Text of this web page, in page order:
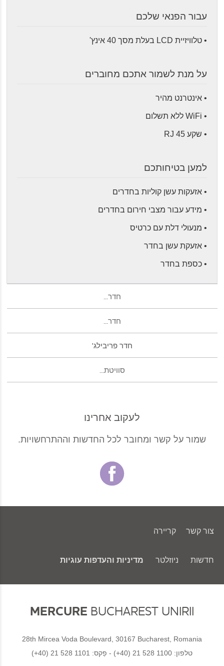
עבור הפנאי שלכם
• טלוויזיית LCD בעלת מסך 40 אינץ'
על מנת לשמור אתכם מחוברים
• אינטרנט מהיר
• WiFi ללא תשלום
• שקע RJ 45
למען בטיחותכם
• אזעקות עשן קוליות בחדרים
• מידע עבור מצבי חירום בחדרים
• מנעולי דלת עם כרטיס
• אזעקת עשן בחדר
• כספת בחדר
חדר...
חדר...
חדר פריבילג'
סוויטת...
לעקוב אחרינו
שמור על קשר ומחובר לכל החדשות וההתרחשויות.
צור קשר קריירה
חדשות ניוזלטר מדיניות והעדפות עוגיות
MERCURE BUCHAREST UNIRII
28th Mircea Voda Boulevard, 30167 Bucharest, Romania
טלפון: (+40) 21 528 1100 - פַקס: (+40) 21 528 1101